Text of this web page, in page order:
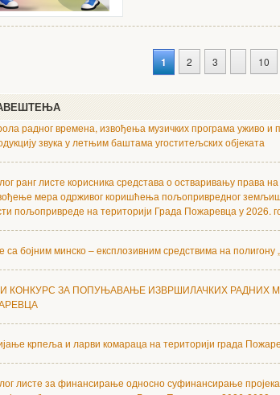
1 2 3 10
радног времена, извођења музичких програма уживо и
звука у летњим баштама угоститељских објеката
ранг листе корисника средстава о остваривању права
мера одрживог коришћења пољопривредног
пољопривреде на територији Града Пожаревца у 2026.
са бојним минско – експлозивним средствима на полигону
КОНКУРС ЗА ПОПУЊАВАЊЕ ИЗВРШИЛАЧКИХ РАДНИХ
крпеља и ларви комараца на територији града
листе за финансирање односно суфинансирање